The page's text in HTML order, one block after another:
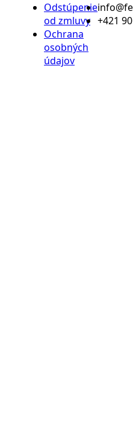
Odstúpenie
od zmluvy
Ochrana
osobných
údajov
+421